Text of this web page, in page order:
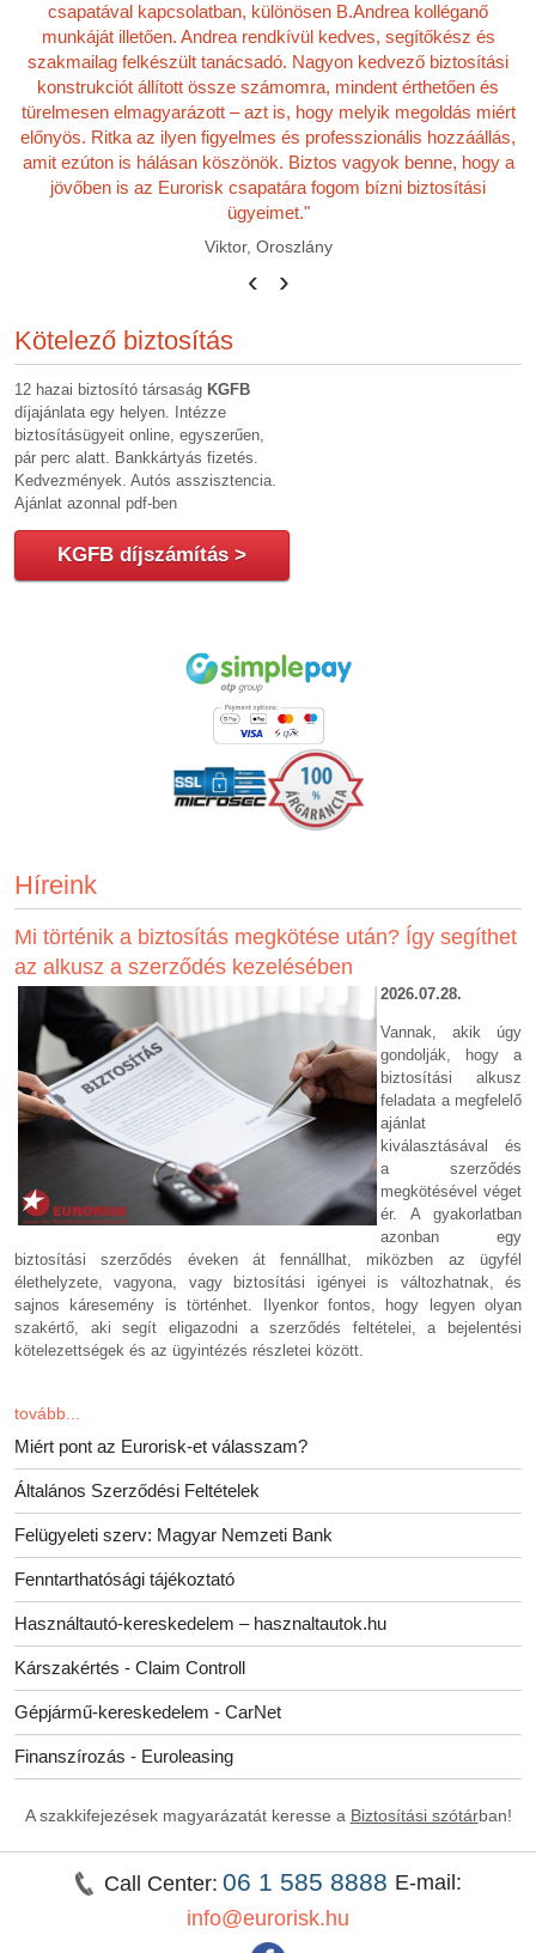
csapatával kapcsolatban, különösen B.Andrea kolléganő
munkáját illetően. Andrea rendkívül kedves, segítőkész és
szakmailag felkészült tanácsadó. Nagyon kedvező biztosítási
konstrukciót állított össze számomra, mindent érthetően és
türelmesen elmagyarázott – azt is, hogy melyik megoldás miért
előnyös. Ritka az ilyen figyelmes és professzionális hozzáállás,
amit ezúton is hálásan köszönök. Biztos vagyok benne, hogy a
jövőben is az Eurorisk csapatára fogom bízni biztosítási
ügyeimet."
Viktor, Oroszlány
‹ ›
Kötelező biztosítás
12 hazai biztosító társaság KGFB
díjajánlata egy helyen. Intézze
biztosításügyeit online, egyszerűen,
pár perc alatt. Bankkártyás fizetés.
Kedvezmények. Autós asszisztencia.
Ajánlat azonnal pdf-ben
KGFB díjszámítás >
Híreink
Mi történik a biztosítás megkötése után? Így segíthet
az alkusz a szerződés kezelésében
2026.07.28.
Vannak, akik úgy
gondolják, hogy a
biztosítási alkusz
feladata a megfelelő
ajánlat
kiválasztásával és
a szerződés
megkötésével véget
ér. A gyakorlatban
azonban egy
biztosítási szerződés éveken át fennállhat, miközben az ügyfél
élethelyzete, vagyona, vagy biztosítási igényei is változhatnak, és
sajnos káresemény is történhet. Ilyenkor fontos, hogy legyen olyan
szakértő, aki segít eligazodni a szerződés feltételei, a bejelentési
kötelezettségek és az ügyintézés részletei között.
tovább...
Miért pont az Eurorisk-et válasszam?
Általános Szerződési Feltételek
Felügyeleti szerv: Magyar Nemzeti Bank
Fenntarthatósági tájékoztató
Használtautó-kereskedelem – hasznaltautok.hu
Kárszakértés - Claim Controll
Gépjármű-kereskedelem - CarNet
Finanszírozás - Euroleasing
A szakkifejezések magyarázatát keresse a Biztosítási szótárban!
Call Center: 06 1 585 8888 E-mail:
info@eurorisk.hu